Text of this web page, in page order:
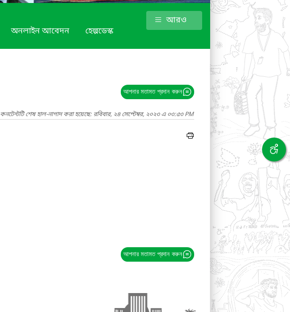
অনলাইন আবেদন হেল্পডেস্ক
আরও
আপনার মতামত প্রদান করুন
কনটেন্টটি শেষ হাল-নাগাদ করা হয়েছে: রবিবার, ২৪ সেপ্টেম্বর, ২০২৩ এ ০৩:৫৩ PM
আপনার মতামত প্রদান করুন